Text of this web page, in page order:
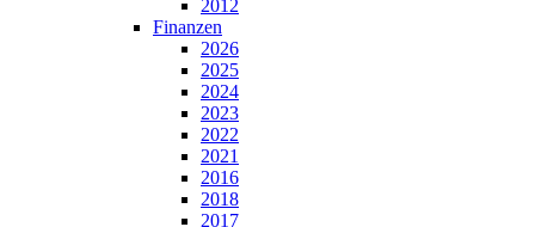
2012
Finanzen
2026
2025
2024
2023
2022
2021
2016
2018
2017